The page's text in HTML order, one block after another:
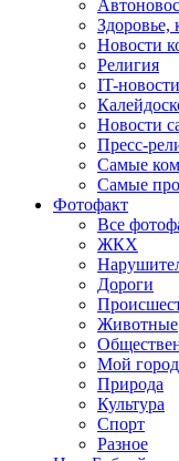
Здоровье,
Новости
Религия
IT-новости
Новости
Пресс-
Самые
Самые
Фотофакт
Все
ЖКХ
Дороги
Животные
Мой город
Природа
Культура
Спорт
Разное